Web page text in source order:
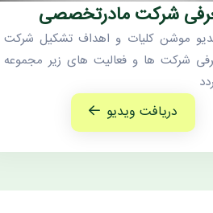
شرکت مادرتخصصی
موشن کلیات و اهداف تشکیل شرکت
شرکت ها و فعالیت های زیر مجموعه
دریافت ویدیو